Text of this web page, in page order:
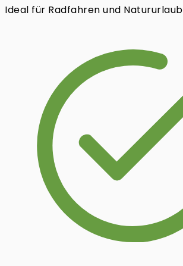
Ideal für Radfahren und Natururlaub